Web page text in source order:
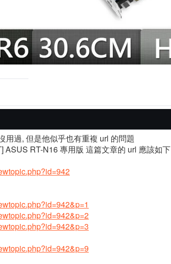
用過, 但是他似乎也有重複 url 的問題
ASUS RT-N16 專用版 這篇文章的 url 應該如下